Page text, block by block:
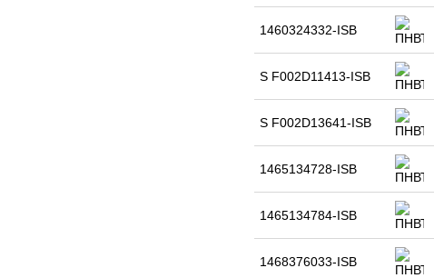
1460324332-ISB
S F002D11413-ISB
S F002D13641-ISB
1465134728-ISB
1465134784-ISB
1468376033-ISB